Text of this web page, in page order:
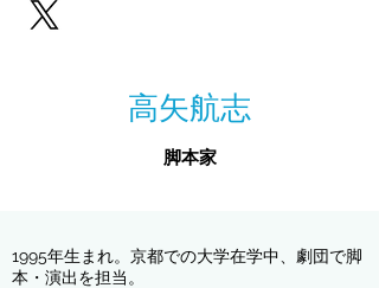
高矢航志
脚本家
1995年生まれ。京都での大学在学中、劇団で脚
本・演出を担当。